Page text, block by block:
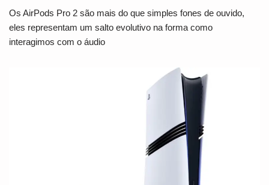
Os AirPods Pro 2 são mais do que simples fones de ouvido,
eles representam um salto evolutivo na forma como
interagimos com o áudio